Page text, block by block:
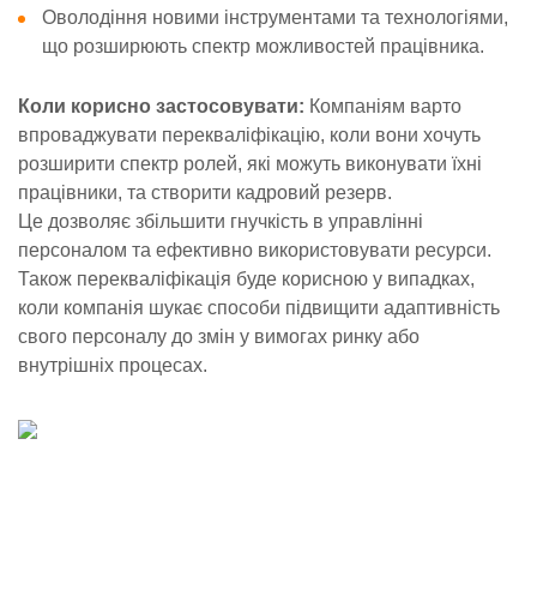
Оволодіння новими інструментами та технологіями,
що розширюють спектр можливостей працівника.
Коли корисно застосовувати: Компаніям варто
впроваджувати перекваліфікацію, коли вони хочуть
розширити спектр ролей, які можуть виконувати їхні
працівники, та створити кадровий резерв.
Це дозволяє збільшити гнучкість в управлінні
персоналом та ефективно використовувати ресурси.
Також перекваліфікація буде корисною у випадках,
коли компанія шукає способи підвищити адаптивність
свого персоналу до змін у вимогах ринку або
внутрішніх процесах.